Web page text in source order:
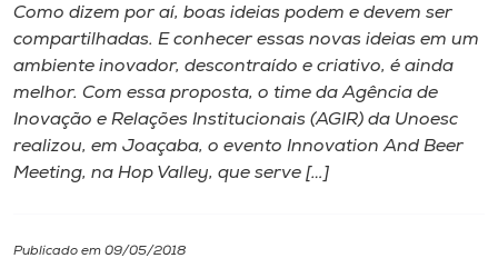
I.nova
Diplomados
Cultura
CPA
Como dizem por aí, boas ideias podem e devem ser
compartilhadas. E conhecer essas novas ideias em um
ambiente inovador, descontraído e criativo, é ainda
melhor. Com essa proposta, o time da Agência de
Inovação e Relações Institucionais (AGIR) da Unoesc
realizou, em Joaçaba, o evento Innovation And Beer
Meeting, na Hop Valley, que serve […]
Publicado em 09/05/2018